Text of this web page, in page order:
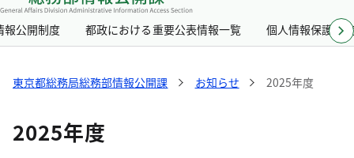
報公開制度 都政における重要公表情報一覧 個人情報保護制
東京都総務局総務部情報公開課 お知らせ 2025年度
2025年度